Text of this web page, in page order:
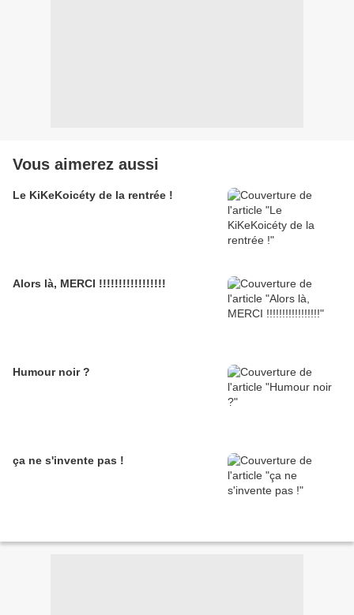
Vous aimerez aussi
Le KiKeKoicéty de la rentrée !
Alors là, MERCI !!!!!!!!!!!!!!!!!
Humour noir ?
ça ne s'invente pas !